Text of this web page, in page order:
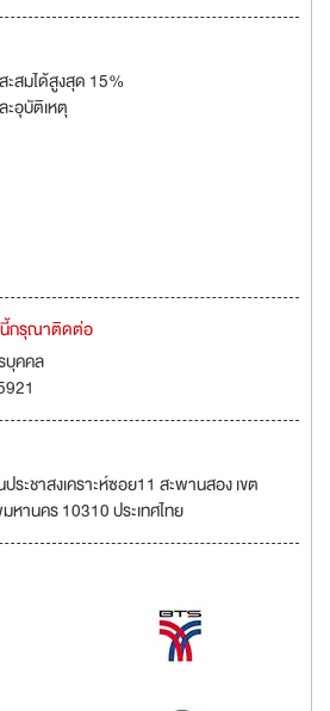
ะสมได้สูงสุด 15%
ะอุบัติเหตุ
นี้กรุณาติดต่อ
บุคคล
ะชาสงเคราะห์ซอย11 สะพานสอง เขต
หานคร 10310 ประเทศไทย